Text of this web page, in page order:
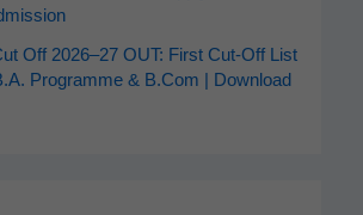
Off 2026–27 OUT: First Cut-Off List
Programme & B.Com | Download